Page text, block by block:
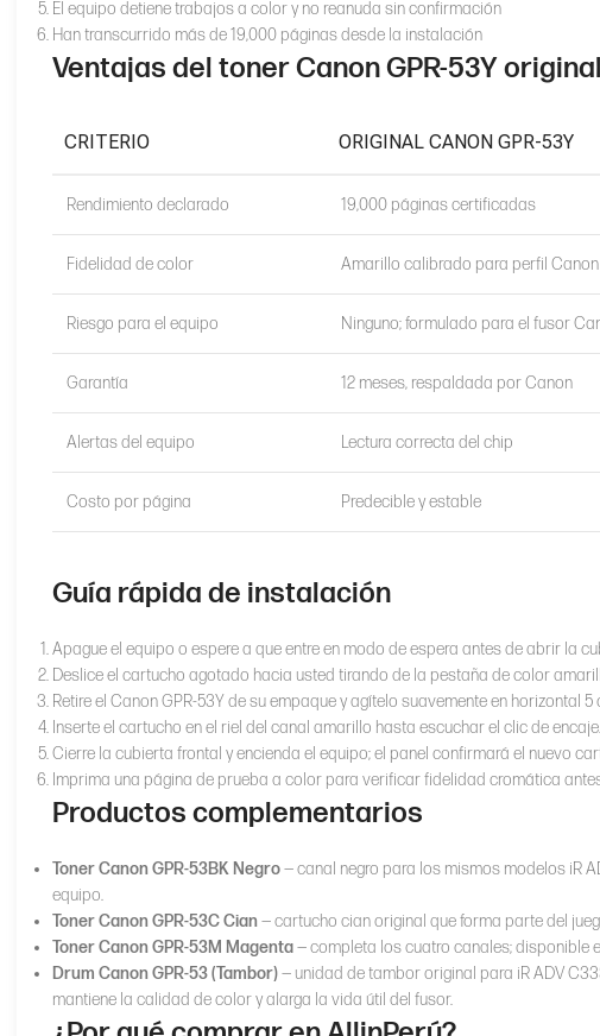
El equipo detiene trabajos a color y no reanuda sin confirmación
Han transcurrido más de 19,000 páginas desde la instalación
Ventajas del toner Canon GPR-53Y
CRITERIO ORIGINAL CANON GPR-53Y
Rendimiento declarado 19,000 páginas certificadas
Fidelidad de color Amarillo calibrado para perfil Canon
Riesgo para el equipo Ninguno; formulado para el fusor
Garantía 12 meses, respaldada por Canon
Alertas del equipo Lectura correcta del chip
Costo por página Predecible y estable
Guía rápida de instalación
Apague el equipo o espere a que entre en modo de espera antes de abrir la
Deslice el cartucho agotado hacia usted tirando de la pestaña de color
Retire el Canon GPR-53Y de su empaque y agítelo suavemente en horizontal
Inserte el cartucho en el riel del canal amarillo hasta escuchar el clic de encaje.
Cierre la cubierta frontal y encienda el equipo; el panel confirmará el nuevo
Imprima una página de prueba a color para verificar fidelidad cromática
Productos complementarios
Toner Canon GPR-53BK Negro— canal negro para los mismos modelos iR
equipo.
Toner Canon GPR-53C Cian— cartucho cian original que forma parte del
Toner Canon GPR-53M Magenta— completa los cuatro canales; disponible
Drum Canon GPR-53 (Tambor)— unidad de tambor original para iR ADV
mantiene la calidad de color y alarga la vida útil del fusor.